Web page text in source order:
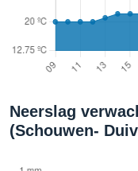
Neerslag
(Schouwen-